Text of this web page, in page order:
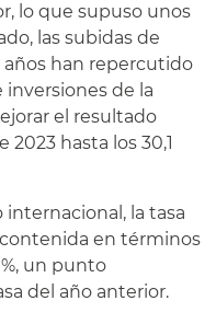
lo que supuso unos
las subidas de
han repercutido
de la
el resultado
hasta los 30,1
la tasa
en términos
un punto
del año anterior.